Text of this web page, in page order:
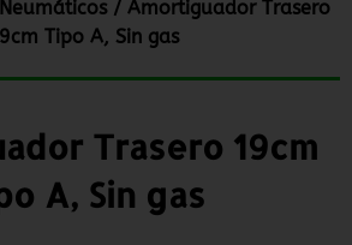
/ Amortiguador Trasero
Tipo A, Sin gas
Trasero 19cm
A, Sin gas